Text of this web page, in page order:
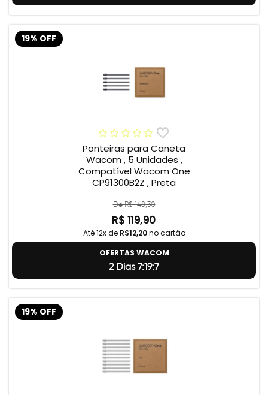
19% OFF
Ponteiras para Caneta
Wacom , 5 Unidades ,
Compatível Wacom One
CP91300B2Z , Preta
De R$ 148,30
R$ 119,90
Até 12x de R$12,20no cartão
OFERTAS WACOM
2 Dias 7:19:5
19% OFF